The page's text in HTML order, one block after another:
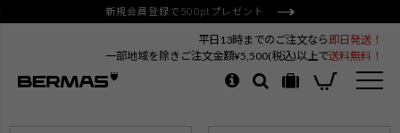
新規会員登録で500ptプレゼント
平日13時までのご注文なら 即日発送！
一部地域を除きご注文金額¥5,500(税込)以上で送料無料！